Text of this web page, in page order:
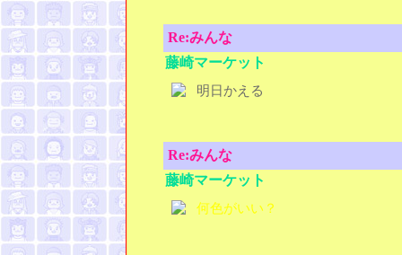
Re:みんな
藤崎マーケット
明日かえる
Re:みんな
藤崎マーケット
何色がいい？